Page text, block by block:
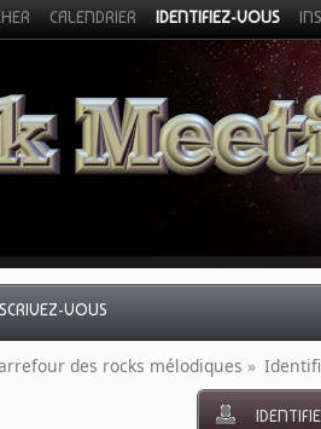
CALENDRIER IDENTIFIEZ-VOUS
VOUS
des rocks mélodiques »